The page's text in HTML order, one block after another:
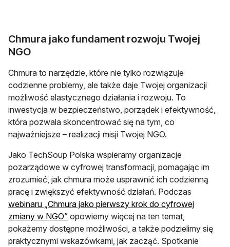
Chmura jako fundament rozwoju Twojej
NGO
Chmura to narzędzie, które nie tylko rozwiązuje
codzienne problemy, ale także daje Twojej organizacji
możliwość elastycznego działania i rozwoju. To
inwestycja w bezpieczeństwo, porządek i efektywność,
która pozwala skoncentrować się na tym, co
najważniejsze – realizacji misji Twojej NGO.
Jako TechSoup Polska wspieramy organizacje
pozarządowe w cyfrowej transformacji, pomagając im
zrozumieć, jak chmura może usprawnić ich codzienną
pracę i zwiększyć efektywność działań. Podczas
webinaru „Chmura jako pierwszy krok do cyfrowej
zmiany w NGO”otwiera się w nowej karcie
opowiemy więcej na ten temat,
pokażemy dostępne możliwości, a także podzielimy się
praktycznymi wskazówkami, jak zacząć. Spotkanie